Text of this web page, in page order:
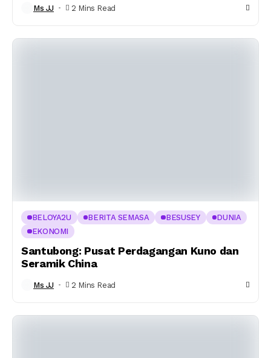
Ms JJ 2 Mins Read
BELOYA2U BERITA SEMASA BESUSEY
DUNIA
EKONOMI
Santubong: Pusat Perdagangan Kuno dan
Seramik China
Ms JJ 2 Mins Read